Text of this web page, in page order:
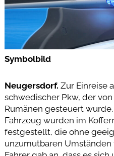
Symbolbild
Neugersdorf. Zur Einreise
schwedischer Pkw, der
Rumänen gesteuert
Fahrzeug wurden im
festgestellt, die ohne
unzumutbaren